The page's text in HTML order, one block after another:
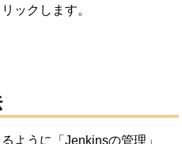
ックします。
ように「Jenkinsの管理」